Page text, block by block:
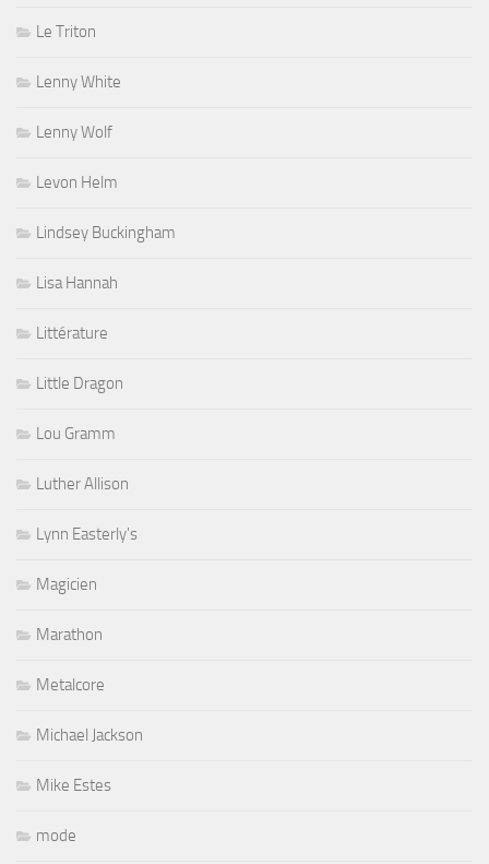
Le Triton
Lenny White
Lenny Wolf
Levon Helm
Lindsey Buckingham
Lisa Hannah
Littérature
Little Dragon
Lou Gramm
Luther Allison
Lynn Easterly's
Magicien
Marathon
Metalcore
Michael Jackson
Mike Estes
mode